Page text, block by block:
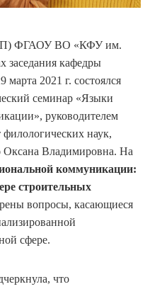
ФГАОУ ВО «КФУ им.
заседания кафедры
2021 г. состоялся
семинар «Языки
руководителем
филологических наук,
Оксана Владимировна. На
коммуникации:
строительных
вопросы, касающиеся
сфере.
что